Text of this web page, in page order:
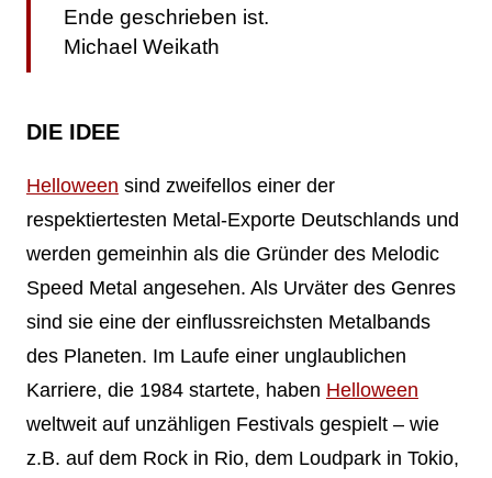
Ende geschrieben ist.
Michael Weikath
DIE IDEE
Helloween sind zweifellos einer der
respektiertesten Metal-Exporte Deutschlands und
werden gemeinhin als die Gründer des Melodic
Speed Metal angesehen. Als Urväter des Genres
sind sie eine der einflussreichsten Metalbands
des Planeten. Im Laufe einer unglaublichen
Karriere, die 1984 startete, haben Helloween
weltweit auf unzähligen Festivals gespielt – wie
z.B. auf dem Rock in Rio, dem Loudpark in Tokio,